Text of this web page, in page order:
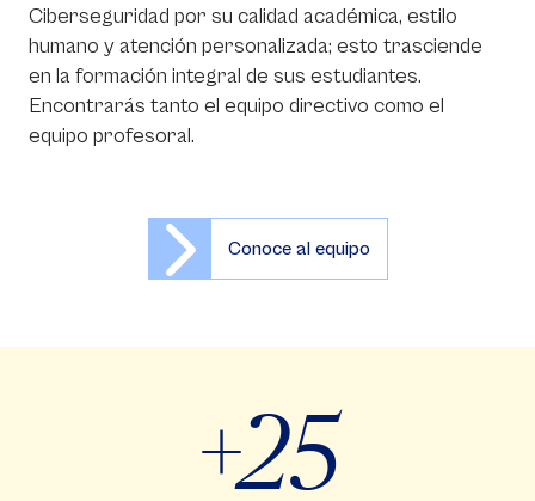
Ciberseguridad por su calidad académica, estilo
humano y atención personalizada; esto trasciende
en la formación integral de sus estudiantes.
Encontrarás tanto el equipo directivo como el
equipo profesoral.
Conoce al equipo
+25